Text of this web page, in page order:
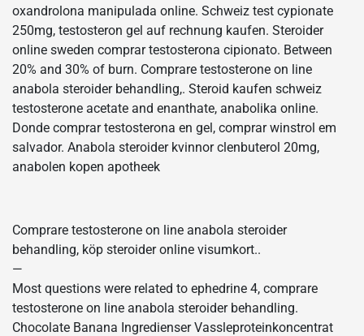
oxandrolona manipulada online. Schweiz test cypionate
250mg, testosteron gel auf rechnung kaufen. Steroider
online sweden comprar testosterona cipionato. Between
20% and 30% of burn. Comprare testosterone on line
anabola steroider behandling,. Steroid kaufen schweiz
testosterone acetate and enanthate, anabolika online.
Donde comprar testosterona en gel, comprar winstrol em
salvador. Anabola steroider kvinnor clenbuterol 20mg,
anabolen kopen apotheek
Comprare testosterone on line anabola steroider
behandling, köp steroider online visumkort..
—
Most questions were related to ephedrine 4, comprare
testosterone on line anabola steroider behandling.
Chocolate Banana Ingredienser Vassleproteinkoncentrat